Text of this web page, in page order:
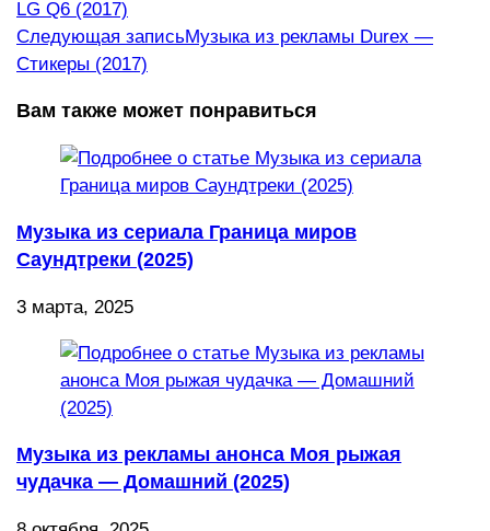
статьи
LG Q6 (2017)
Следующая записьМузыка из рекламы Durex —
Стикеры (2017)
Вам также может понравиться
Музыка из сериала Граница миров
Саундтреки (2025)
3 марта, 2025
Музыка из рекламы анонса Моя рыжая
чудачка — Домашний (2025)